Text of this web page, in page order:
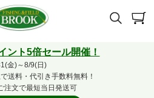
ント5倍セール開催！
金)～8/9(日)
送料・代引き手数料無料！
注文で最短当日発送可